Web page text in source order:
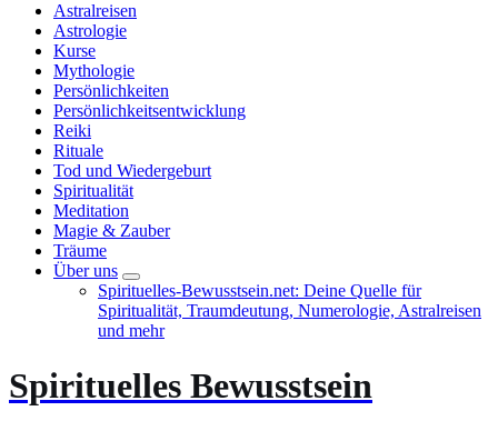
Astralreisen
Astrologie
Kurse
Mythologie
Persönlichkeiten
Persönlichkeitsentwicklung
Reiki
Rituale
Tod und Wiedergeburt
Spiritualität
Meditation
Magie & Zauber
Träume
Über uns
Spirituelles-Bewusstsein.net: Deine Quelle für
Spiritualität, Traumdeutung, Numerologie, Astralreisen
und mehr
Spirituelles Bewusstsein